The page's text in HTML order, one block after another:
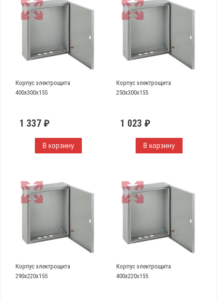
Корпус электрощита
400х300х155
1 337 ₽
В корзину
Корпус электрощита
250х300х155
1 023 ₽
В корзину
Корпус электрощита
290х220х155
Корпус электрощита
400х220х155